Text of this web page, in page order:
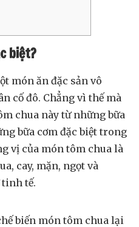
biệt?
món ăn đặc sản vô
cố đô. Chẳng vì thế mà
chua này từ những bữa
bữa cơm đặc biệt trong
vị của món tôm chua là
cay, mặn, ngọt và
tế.
biến món tôm chua lại